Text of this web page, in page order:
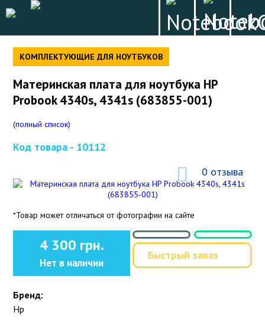
КОМПЛЕКТУЮЩИЕ ДЛЯ НОУТБУКОВ
Материнская плата для ноутбука HP
Probook 4340s, 4341s (683855-001)
(полный список)
Код товара - 10112
0 отзыва
*Товар может отличаться от фотографии на сайте
4 300 грн.
Нет в наличии
Быстрый заказ
Бренд:
Hp